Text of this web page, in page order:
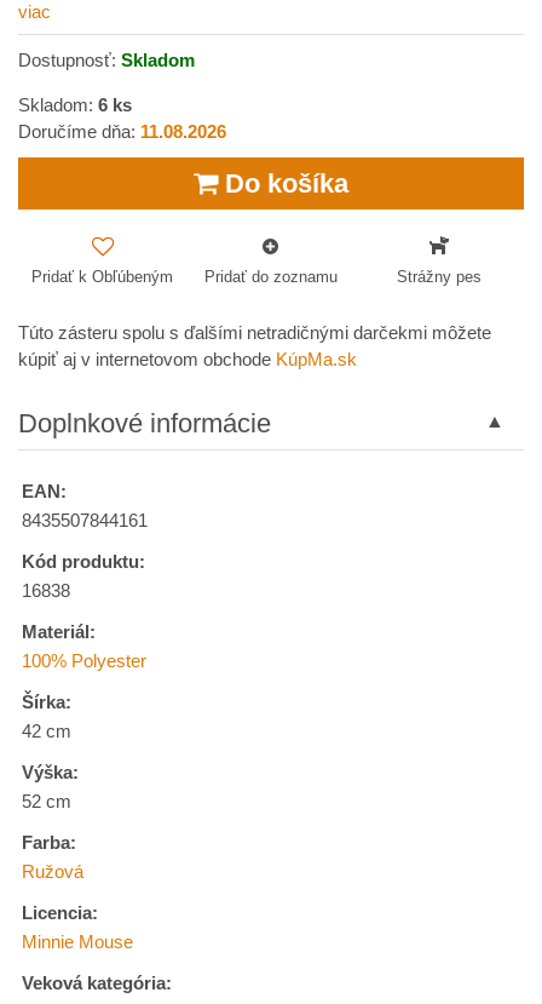
viac
Dostupnosť: Skladom
Skladom: 6 ks
Doručíme dňa: 11.08.2026
Do košíka
Pridať k Obľúbeným Pridať do zoznamu Strážny pes
Túto zásteru spolu s ďalšími netradičnými darčekmi môžete
kúpiť aj v internetovom obchode KúpMa.sk
Doplnkové informácie
EAN:
8435507844161
Kód produktu:
16838
Materiál:
100% Polyester
Šírka:
42 cm
Výška:
52 cm
Farba:
Ružová
Licencia:
Minnie Mouse
Veková kategória: